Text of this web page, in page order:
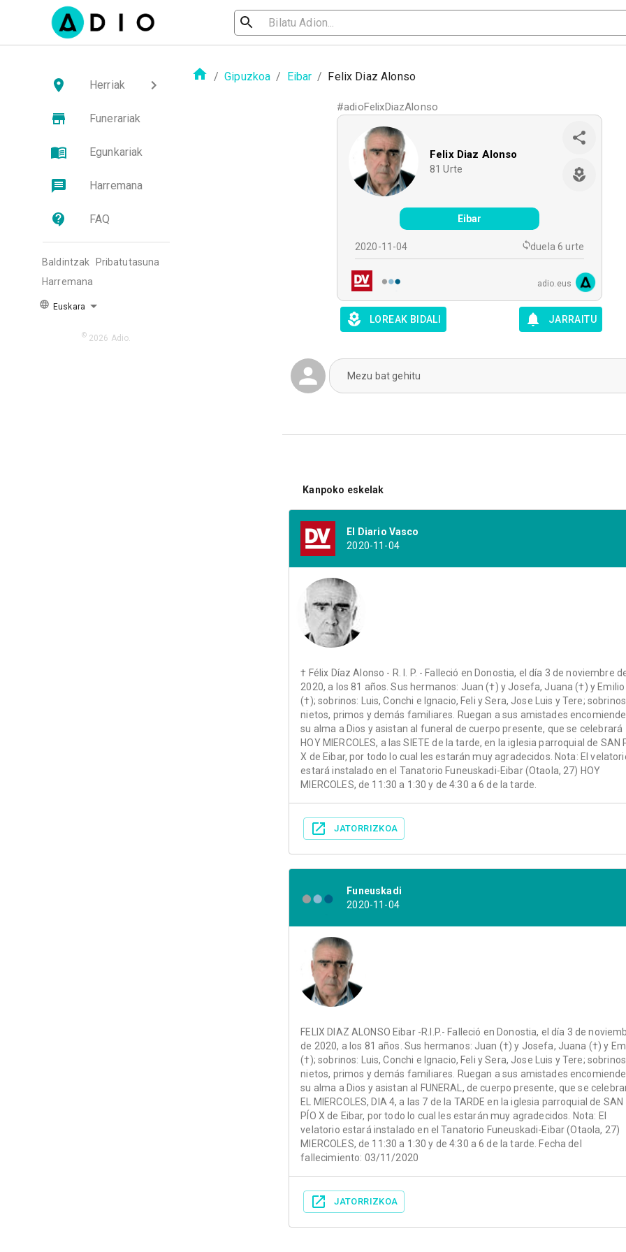
Herriak
Funerariak
Egunkariak
Harremana
FAQ
Baldintzak
Pribatutasuna
Harremana
Euskara
© 2026 Adio.
/ Gipuzkoa / Eibar / Felix Diaz Alonso
#adioFelixDiazAlonso
Felix Diaz Alonso
81 Urte
Eibar
2020-11-04 duela 6 urte
adio.eus
LOREAK BIDALI JARRAITU
Mezu bat gehitu
Kanpoko eskelak
El Diario Vasco
2020-11-04
† Félix Díaz Alonso - R. I. P. - Falleció en Donostia, el día 3 de noviembre
2020, a los 81 años. Sus hermanos: Juan (†) y Josefa, Juana (†) y Emilio
(†); sobrinos: Luis, Conchi e Ignacio, Feli y Sera, Jose Luis y Tere;
nietos, primos y demás familiares. Ruegan a sus amistades
su alma a Dios y asistan al funeral de cuerpo presente, que se celebrará
HOY MIERCOLES, a las SIETE de la tarde, en la iglesia parroquial de SAN
X de Eibar, por todo lo cual les estarán muy agradecidos. Nota: El
estará instalado en el Tanatorio Funeuskadi-Eibar (Otaola, 27) HOY
MIERCOLES, de 11:30 a 1:30 y de 4:30 a 6 de la tarde.
JATORRIZKOA
Funeuskadi
2020-11-04
FELIX DIAZ ALONSO Eibar -R.I.P.- Falleció en Donostia, el día 3 de
de 2020, a los 81 años. Sus hermanos: Juan (†) y Josefa, Juana (†) y
(†); sobrinos: Luis, Conchi e Ignacio, Feli y Sera, Jose Luis y Tere;
nietos, primos y demás familiares. Ruegan a sus amistades
su alma a Dios y asistan al FUNERAL, de cuerpo presente, que se
EL MIERCOLES, DIA 4, a las 7 de la TARDE en la iglesia parroquial de SAN
PÍO X de Eibar, por todo lo cual les estarán muy agradecidos. Nota: El
velatorio estará instalado en el Tanatorio Funeuskadi-Eibar (Otaola, 27)
MIERCOLES, de 11:30 a 1:30 y de 4:30 a 6 de la tarde. Fecha del
fallecimiento: 03/11/2020
JATORRIZKOA